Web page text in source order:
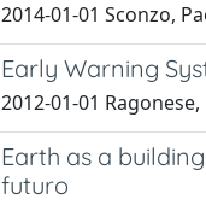
2014-01-01 Sconzo,
Early Warning
2012-01-01
Earth as a
futuro